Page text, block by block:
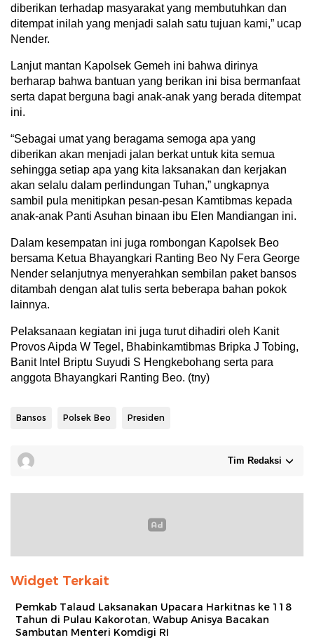
diberikan terhadap masyarakat yang membutuhkan dan
ditempat inilah yang menjadi salah satu tujuan kami,” ucap
Nender.
Lanjut mantan Kapolsek Gemeh ini bahwa dirinya
berharap bahwa bantuan yang berikan ini bisa bermanfaat
serta dapat berguna bagi anak-anak yang berada ditempat
ini.
“Sebagai umat yang beragama semoga apa yang
diberikan akan menjadi jalan berkat untuk kita semua
sehingga setiap apa yang kita laksanakan dan kerjakan
akan selalu dalam perlindungan Tuhan,” ungkapnya
sambil pula menitipkan pesan-pesan Kamtibmas kepada
anak-anak Panti Asuhan binaan ibu Elen Mandiangan ini.
Dalam kesempatan ini juga rombongan Kapolsek Beo
bersama Ketua Bhayangkari Ranting Beo Ny Fera George
Nender selanjutnya menyerahkan sembilan paket bansos
ditambah dengan alat tulis serta beberapa bahan pokok
lainnya.
Pelaksanaan kegiatan ini juga turut dihadiri oleh Kanit
Provos Aipda W Tegel, Bhabinkamtibmas Bripka J Tobing,
Banit Intel Briptu Suyudi S Hengkebohang serta para
anggota Bhayangkari Ranting Beo. (tny)
Bansos Polsek Beo Presiden
Tim Redaksi
Widget Terkait
Pemkab Talaud Laksanakan Upacara Harkitnas ke 118
Tahun di Pulau Kakorotan, Wabup Anisya Bacakan
Sambutan Menteri Komdigi RI